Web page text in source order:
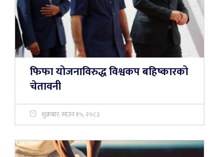
फिफा योजनाविरुद्ध विश्वकप बहिष्कारको
चेतावनी
शुक्रबार, साउन १५, २०८३